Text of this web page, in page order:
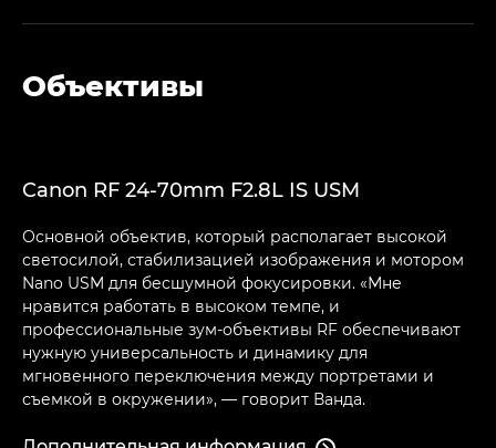
Объективы
Canon RF 24-70mm F2.8L IS USM
Основной объектив, который располагает высокой
светосилой, стабилизацией изображения и мотором
Nano USM для бесшумной фокусировки. «Мне
нравится работать в высоком темпе, и
профессиональные зум-объективы RF обеспечивают
нужную универсальность и динамику для
мгновенного переключения между портретами и
съемкой в окружении», — говорит Ванда.